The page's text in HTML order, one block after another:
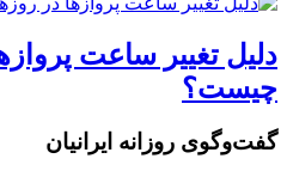
دلیل تغییر ساعت
چیست؟
گفت‌وگوی روزانه ایرانیان